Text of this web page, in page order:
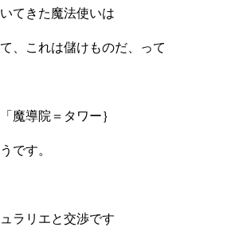
てきた魔法使いは
、これは儲けものだ、って
魔導院＝タワー｝
です。
ラリエと交渉です